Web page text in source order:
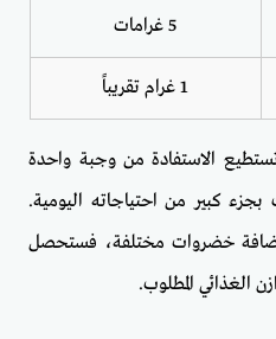
5 غرامات
1 غرام تقريباً
الاستفادة من وجبة واحدة
كبير من احتياجاته اليومية.
خضروات مختلفة، فستحصل
الغذائي المطلوب.